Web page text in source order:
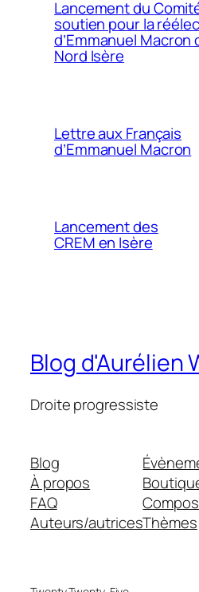
Lancement du
soutien pour la
d’Emmanuel Macron
Nord Isère
Lettre aux Français
d’Emmanuel Macron
Lancement des
CREM en Isère
Blog d'Aurélien
Droite progressiste
Blog
À propos
FAQ
Auteurs/autricesThèmes